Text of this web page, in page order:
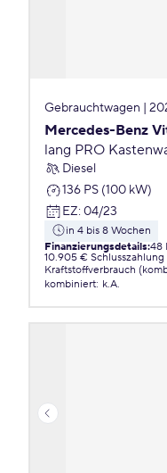
Gebrauchtwagen |
Mercedes-Benz
lang PRO
Diesel
136 PS (100 kW)
EZ: 04/23
in 4 bis 8 Wochen
Finanzierungsdetails:48
10.905 € Schlusszahlung
Kraftstoffverbrauch
kombiniert: k.A.